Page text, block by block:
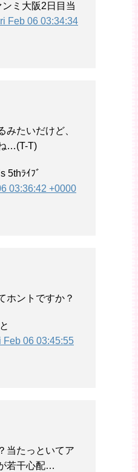
ミ大阪2日目当
Feb 06 03:34:34
みたいだけど、
…(T-T)
5thﾗｲﾌﾞ
03:36:42 +0000
ホントですか？
Feb 06 03:45:55
当たっといてア
若干心配…